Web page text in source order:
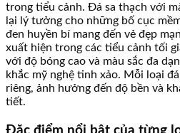
trong tiểu cảnh. Đá sa thạch với
lại lý tưởng cho những bố cục
đen huyền bí mang đến vẻ đẹp
xuất hiện trong các tiểu cảnh tối
với độ bóng cao và màu sắc đa
khắc mỹ nghệ tinh xảo. Mỗi loại
riêng, ảnh hưởng đến độ bền và
tiết.
Đặc điểm nổi bật của từng